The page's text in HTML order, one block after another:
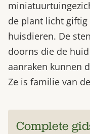
de plant licht
huisdieren. De
doorns die de
aanraken kunnen
Ze is familie van de
Complete